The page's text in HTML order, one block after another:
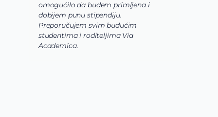
omogućilo da budem primljena i
dobijem punu stipendiju.
Preporučujem svim budućim
studentima i roditeljima Via
Academica.